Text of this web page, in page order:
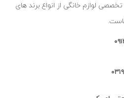
لوازم خانگی از انواع برند های